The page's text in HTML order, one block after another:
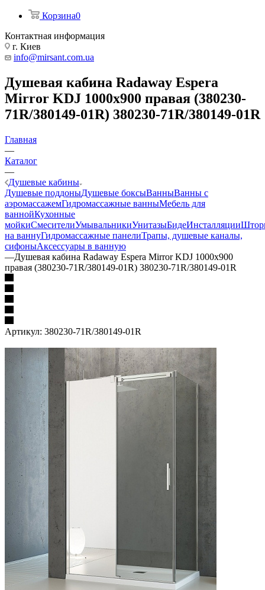
Корзина0
Контактная информация
г. Киев
info@mirsant.com.ua
Душевая кабина Radaway Espera
Mirror KDJ 1000x900 правая (380230-
71R/380149-01R) 380230-71R/380149-01R
Главная
—
Каталог
—
Душевые кабины
Душевые поддоныДушевые боксыВанныВанны с
аэромассажемГидромассажные ванныМебель для
ваннойКухонные
мойкиСмесителиУмывальникиУнитазыБидеИнсталляции
на ваннуГидромассажные панелиТрапы, душевые каналы,
сифоныАксессуары в ванную
—Душевая кабина Radaway Espera Mirror KDJ 1000x900
правая (380230-71R/380149-01R) 380230-71R/380149-01R
Артикул: 380230-71R/380149-01R